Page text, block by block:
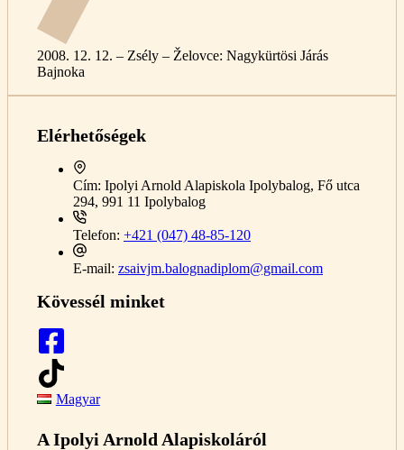
2008. 12. 12. – Zsély – Želovce: Nagykürtösi Járás
Bajnoka
Elérhetőségek
Cím: Ipolyi Arnold Alapiskola Ipolybalog, Fő utca
294, 991 11 Ipolybalog
Telefon: +421 (047) 48-85-120
E-mail: zsaivjm.balognadiplom@gmail.com
Kövessél minket
Magyar
A Ipolyi Arnold Alapiskoláról